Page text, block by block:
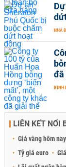
NHÀ
đã
KINH
LIÊN KẾT NỔI
Giá vàng hôm nay
Tỷ giá euro